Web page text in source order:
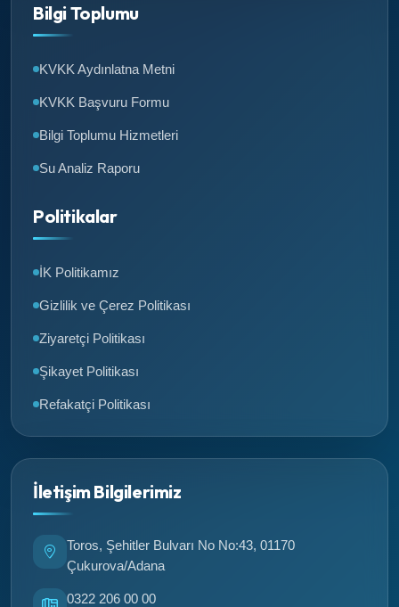
Bilgi Toplumu
KVKK Aydınlatna Metni
KVKK Başvuru Formu
Bilgi Toplumu Hizmetleri
Su Analiz Raporu
Politikalar
İK Politikamız
Gizlilik ve Çerez Politikası
Ziyaretçi Politikası
Şikayet Politikası
Refakatçi Politikası
İletişim Bilgilerimiz
Toros, Şehitler Bulvarı No No:43, 01170
Çukurova/Adana
0322 206 00 00